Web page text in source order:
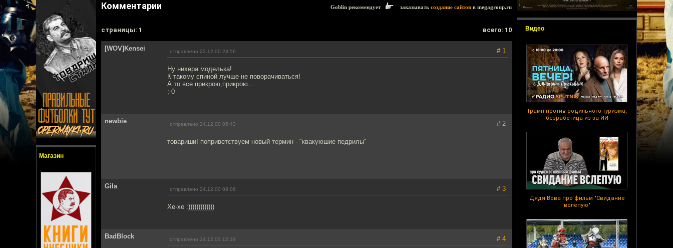
Магазин
Видео
Трамп против родильного туризма,
безработица из-за ИИ
Дядя Вова про фильм "Свидание
вслепую"
Комментарии Goblin рекомендует заказывать создание сайтов в megagroup.ru
cтраницы: 1 всего: 10
[WOV]Kensei отправлено 23.12.00 23:56 # 1
Ну нихера моделька!
К такому спиной лучше не поворачиваться!
А то все прикрою,прикрою...
;-0
newbie отправлено 24.12.00 05:43 # 2
товариши! поприветствуем новый термин - "квакуюшие педрилы"
Gila отправлено 24.12.00 08:06 # 3
Хе-хе :)))))))))))))
BadBlock отправлено 24.12.00 12:19 # 4